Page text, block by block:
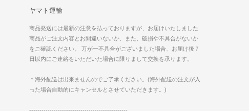
ヤマト運輸
商品発送には最新の注意を払っておりますが、お届けいたしました
商品がご注文内容とお間違いないか、また、破損や不具合がないか
をご確認ください。 万が一不具合がございました場合、お届け後７
日以内にご連絡をいただいた場合に限りまして交換を承ります。
＊海外配送は出来ませんのでご了承ください。(海外配送の注文が入
った場合自動的にキャンセルとさせていただきます。)